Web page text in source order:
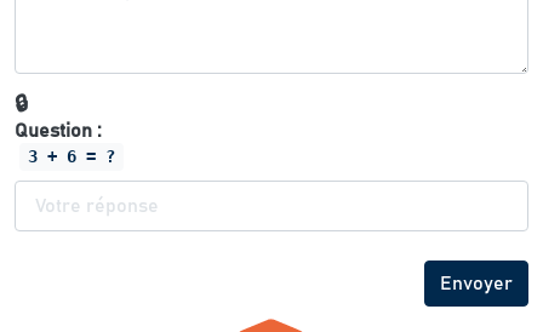
🔒
Question :
3 + 6 = ?